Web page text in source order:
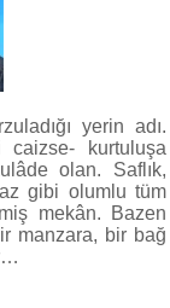
yerin adı.
caizse- kurtuluşa
olan. Saflık,
gibi olumlu tüm
mekân. Bazen
manzara, bir bağ